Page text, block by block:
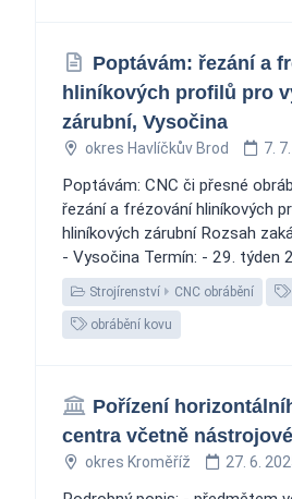
Poptávám: řezání a
hliníkových profilů pro
zárubní, Vysočina
okres Havlíčkův Brod 7.
Poptávám: CNC či přesné
řezání a frézování hliníkových
hliníkových zárubní Rozsah
- Vysočina Termín: - 29. týden
Strojírenství CNC obrábění
obrábění kovu
Pořízení
centra včetně
okres Kroměříž 27. 6.